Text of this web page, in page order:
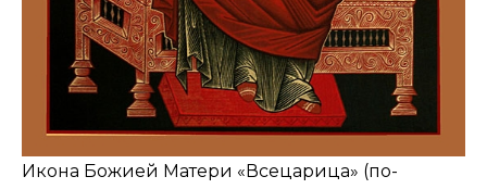
Икона Божией Матери «Всецарица» (по-